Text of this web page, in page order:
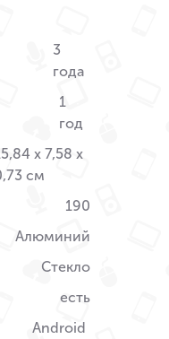
3
года
1
год
x 7,58 x
см
190
Алюминий
Стекло
есть
Android